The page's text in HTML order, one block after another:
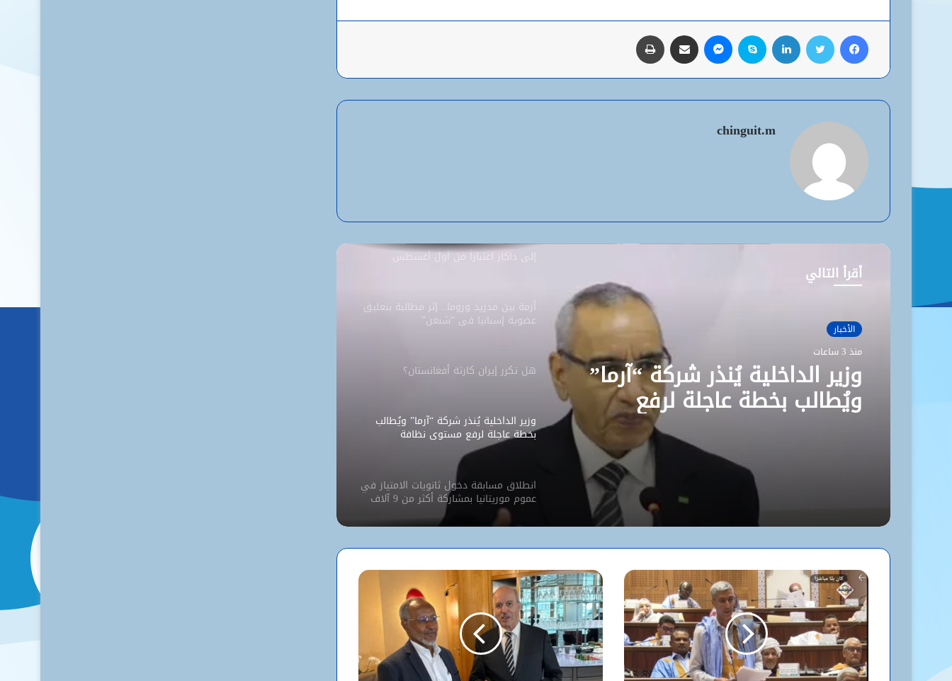
فيسبوك تويتر لينكدإن سكايب ماسنجر مشاركة عبر البريد
chinguit.m
أقرأ التالي
الأخبار
منذ 3 ساعات
وزير الداخلية يُنذر شركة “آرما”
ويُطالب بخطة عاجلة لرفع
مستوى نظافة نواكشوط
السفارة الأمريكية تحيل طلبات التأشيرة
إلى داكار اعتباراً من أول أغسطس
أزمة بين مدريد وروما.. إثر مطالبة بتعليق
عضوية إسبانيا في “شنغن”
هل تكرر إيران كارثة أفغانستان؟
وزير الداخلية يُنذر شركة “آرما” ويُطالب
بخطة عاجلة لرفع مستوى نظافة
نواكشوط
انطلاق مسابقة دخول ثانويات الامتياز في
عموم موريتانيا بمشاركة أكثر من 9 آلاف
مترشح
كيف استخدم الاحتلال سلاح الإبعاد للتفرد
البيت الأبيض يفتح أخطر ملفات كورونا..
ماذا حدث داخل مختبر ووهان؟